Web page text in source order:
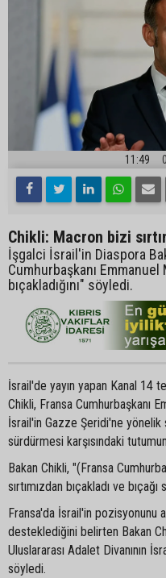
11:49
Chikli: Macron bizi
İşgalci İsrail'in Diaspora
Cumhurbaşkanı
bıçakladığını" söyledi.
İsrail'de yayın yapan Kanal 14
Chikli, Fransa Cumhurbaşkanı
İsrail'in Gazze Şeridi'ne yönelik
sürdürmesi karşısındaki
Bakan Chikli, "(Fransa
sırtımızdan bıçakladı ve
Fransa'da İsrail'in pozisyonunu
desteklediğini belirten Bakan
Uluslararası Adalet Divanının
söyledi.